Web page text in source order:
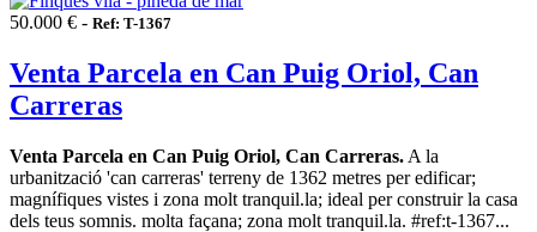
50.000 € - Ref: T-1367
Venta Parcela en Can Puig Oriol, Can
Carreras
Venta Parcela en Can Puig Oriol, Can Carreras. A la
urbanització 'can carreras' terreny de 1362 metres per edificar;
magnífiques vistes i zona molt tranquil.la; ideal per construir la casa
dels teus somnis. molta façana; zona molt tranquil.la. #ref:t-1367...